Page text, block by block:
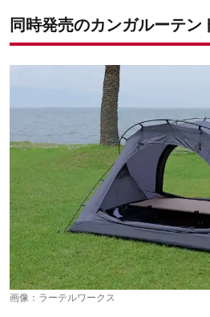
同時発売のカンガルーテン
画像： ラーテルワークス